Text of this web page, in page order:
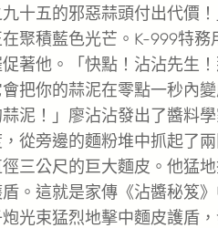
十五的邪惡蒜頭付出代價
聚積藍色光芒。K-999特務
著他。「快點！沾沾先生！
把你的蒜泥在零點一秒內
泥！」廖沾沾發出了醬料
從旁邊的麵粉堆中抓起了
三公尺的巨大麵皮。他猛
。這就是家傳《沾醬秘笈
光束猛烈地擊中麵皮護盾